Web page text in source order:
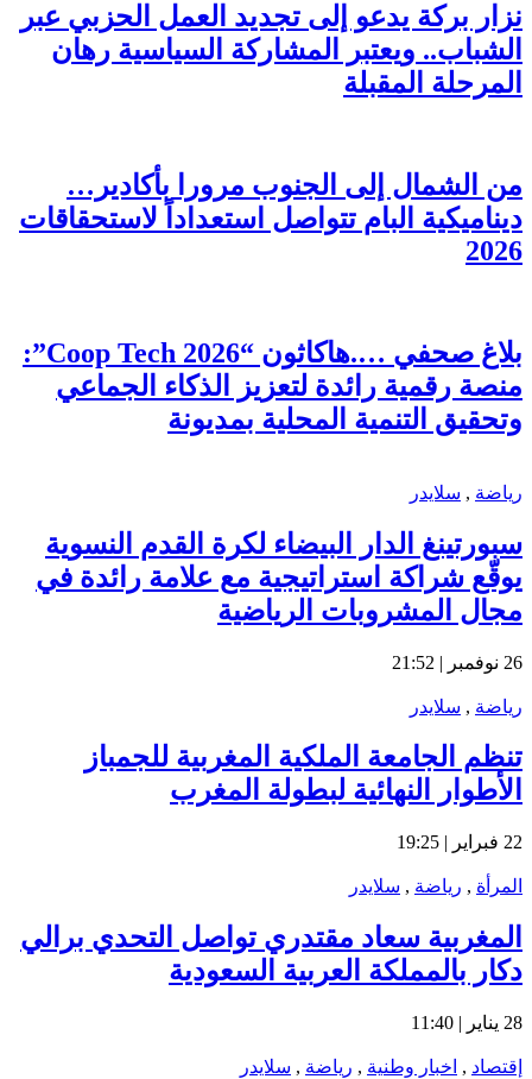
نزار بركة يدعو إلى تجديد العمل الحزبي عبر
الشباب.. ويعتبر المشاركة السياسية رهان
المرحلة المقبلة
من الشمال إلى الجنوب مرورا بأكادير…
ديناميكية البام تتواصل استعداداً لاستحقاقات
2026
بلاغ صحفي ….هاكاثون “Coop Tech 2026”:
منصة رقمية رائدة لتعزيز الذكاء الجماعي
وتحقيق التنمية المحلية بمديونة
رياضة , سلايدر
سبورتينغ الدار البيضاء لكرة القدم النسوية
يوقّع شراكة استراتيجية مع علامة رائدة في
مجال المشروبات الرياضية
26 نوفمبر | 21:52
رياضة , سلايدر
تنظم الجامعة الملكية المغربية للجمباز
الأطوار النهائية لبطولة المغرب
22 فبراير | 19:25
المرأة , رياضة , سلايدر
المغربية سعاد مقتدري تواصل التحدي برالي
دكار بالمملكة العربية السعودية
28 يناير | 11:40
إقتصاد , اخبار وطنية , رياضة , سلايدر